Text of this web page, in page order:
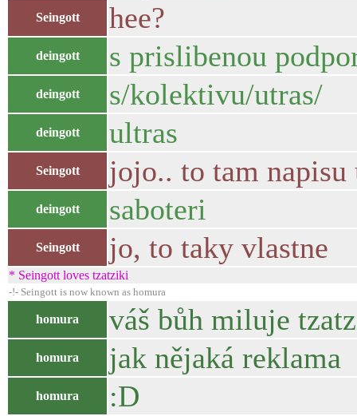
Seingott hee?
deingott s prislibenou
deingott s/kolektivu/utras/
deingott ultras
Seingott jojo.. to tam
deingott saboteri
Seingott jo, to taky vlastne
* Seingott loves tzatziki
-!- Seingott is now known as homura
homura váš bůh miluje
homura jak nějaká reklama
homura :D